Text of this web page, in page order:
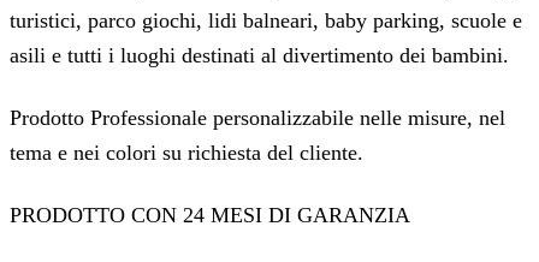
turistici, parco giochi, lidi balneari, baby parking, scuole e
asili e tutti i luoghi destinati al divertimento dei bambini.
Prodotto Professionale personalizzabile nelle misure, nel
tema e nei colori su richiesta del cliente.
PRODOTTO CON 24 MESI DI GARANZIA